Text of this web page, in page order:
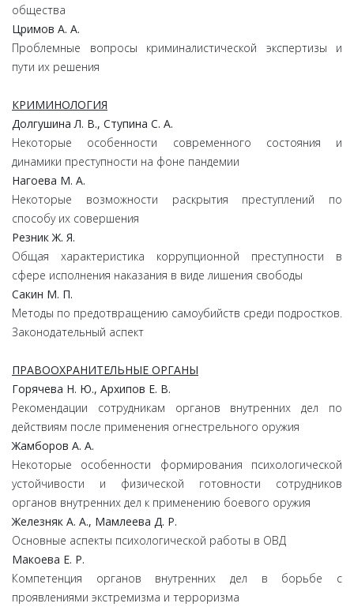
общества
Цримов А. А.
Проблемные вопросы криминалистической экспертизы и
пути их решения
КРИМИНОЛОГИЯ
Долгушина Л. В., Ступина С. А.
Некоторые особенности современного состояния и
динамики преступности на фоне пандемии
Нагоева М. А.
Некоторые возможности раскрытия преступлений по
способу их совершения
Резник Ж. Я.
Общая характеристика коррупционной преступности в
сфере исполнения наказания в виде лишения свободы
Сакин М. П.
Методы по предотвращению самоубийств среди подростков.
Законодательный аспект
ПРАВООХРАНИТЕЛЬНЫЕ ОРГАНЫ
Горячева Н. Ю., Архипов Е. В.
Рекомендации сотрудникам органов внутренних дел по
действиям после применения огнестрельного оружия
Жамборов А. А.
Некоторые особенности формирования психологической
устойчивости и физической готовности сотрудников
органов внутренних дел к применению боевого оружия
Железняк А. А., Мамлеева Д. Р.
Основные аспекты психологической работы в ОВД
Макоева Е. Р.
Компетенция органов внутренних дел в борьбе с
проявлениями экстремизма и терроризма